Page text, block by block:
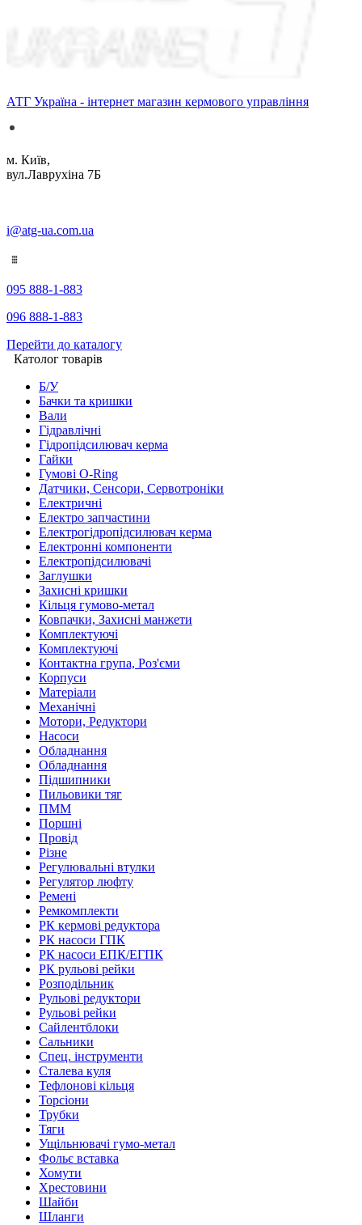
АТГ Україна - інтернет магазин кермового управління
м. Київ,
вул.Лаврухіна 7Б
i@atg-ua.com.ua
095 888-1-883
096 888-1-883
Перейти до каталогу
Католог товарів
Б/У
Бачки та кришки
Вали
Гідравлічні
Гідропідсилювач керма
Гайки
Гумові O-Ring
Датчики, Сенсори, Сервотроніки
Електричні
Електро запчастини
Електрогідропідсилювач керма
Електронні компоненти
Електропідсилювачі
Заглушки
Захисні кришки
Кільця гумово-метал
Ковпачки, Захисні манжети
Комплектуючі
Комплектуючі
Контактна група, Роз'єми
Корпуси
Матеріали
Механічні
Мотори, Редуктори
Насоси
Обладнання
Обладнання
Підшипники
Пильовики тяг
ПММ
Поршні
Провід
Різне
Регулювальні втулки
Регулятор люфту
Ремені
Ремкомплекти
РК кермові редуктора
РК насоси ГПК
РК насоси ЕПК/ЕГПК
РК рульові рейки
Розподільник
Рульові редуктори
Рульові рейки
Сайлентблоки
Сальники
Спец. інструменти
Сталева куля
Тефлонові кільця
Торсіони
Трубки
Тяги
Ущільнювачі гумо-метал
Фольє вставка
Хомути
Хрестовини
Шайби
Шланги